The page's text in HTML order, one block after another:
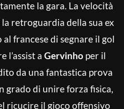
la gara. La velocità
la retroguardia della sua ex
francese di segnare il gol
l’assist a Gervinho per il
da una fantastica prova
grado di unire forza fisica,
ricucire il gioco offensivo